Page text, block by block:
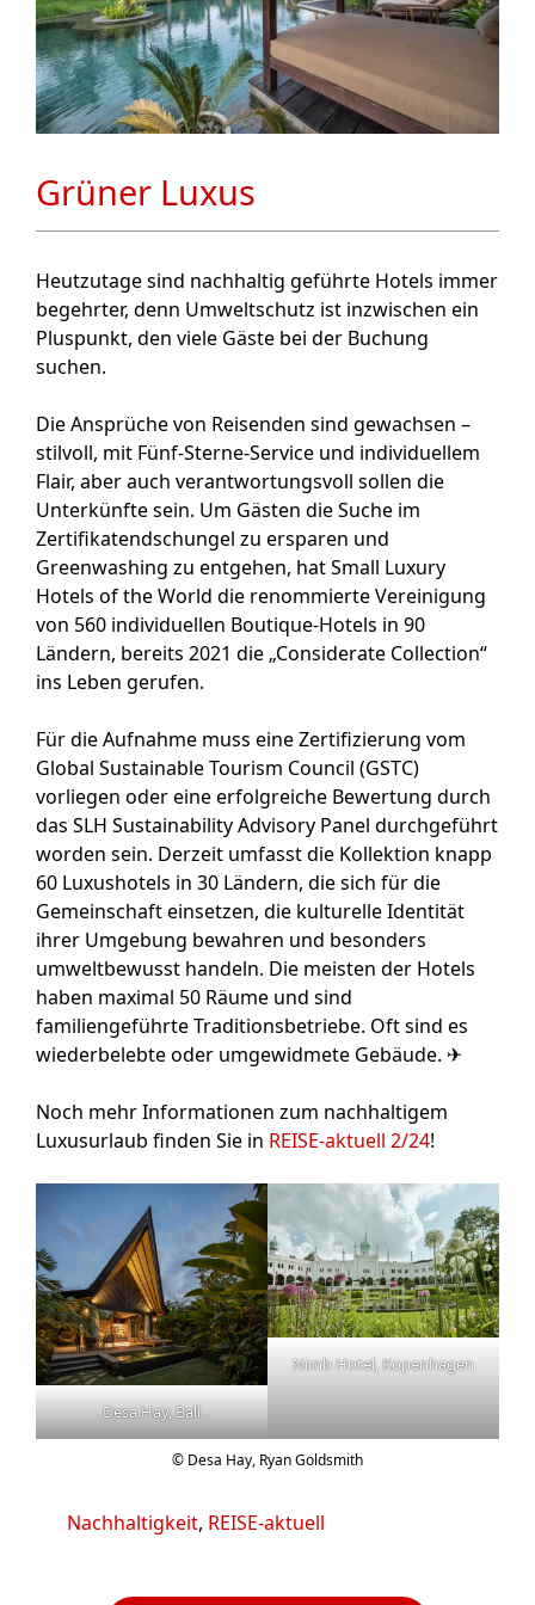
Grüner Luxus
Heutzutage sind nachhaltig geführte Hotels immer
begehrter, denn Umweltschutz ist inzwischen ein
Pluspunkt, den viele Gäste bei der Buchung
suchen.
Die Ansprüche von Reisenden sind gewachsen –
stilvoll, mit Fünf-Sterne-Service und individuellem
Flair, aber auch verantwortungsvoll sollen die
Unterkünfte sein. Um Gästen die Suche im
Zertifikatendschungel zu ersparen und
Greenwashing zu entgehen, hat Small Luxury
Hotels of the World die renommierte Vereinigung
von 560 individuellen Boutique-Hotels in 90
Ländern, bereits 2021 die „Considerate Collection“
ins Leben gerufen.
Für die Aufnahme muss eine Zertifizierung vom
Global Sustainable Tourism Council (GSTC)
vorliegen oder eine erfolgreiche Bewertung durch
das SLH Sustainability Advisory Panel durchgeführt
worden sein. Derzeit umfasst die Kollektion knapp
60 Luxushotels in 30 Ländern, die sich für die
Gemeinschaft einsetzen, die kulturelle Identität
ihrer Umgebung bewahren und besonders
umweltbewusst handeln. Die meisten der Hotels
haben maximal 50 Räume und sind
familiengeführte Traditionsbetriebe. Oft sind es
wiederbelebte oder umgewidmete Gebäude. ✈
Noch mehr Informationen zum nachhaltigem
Luxusurlaub finden Sie in REISE-aktuell 2/24!
Desa Hay, Bali
Nimb Hotel, Kopenhagen
© Desa Hay, Ryan Goldsmith
Kategorien
Nachhaltigkeit, REISE-aktuell